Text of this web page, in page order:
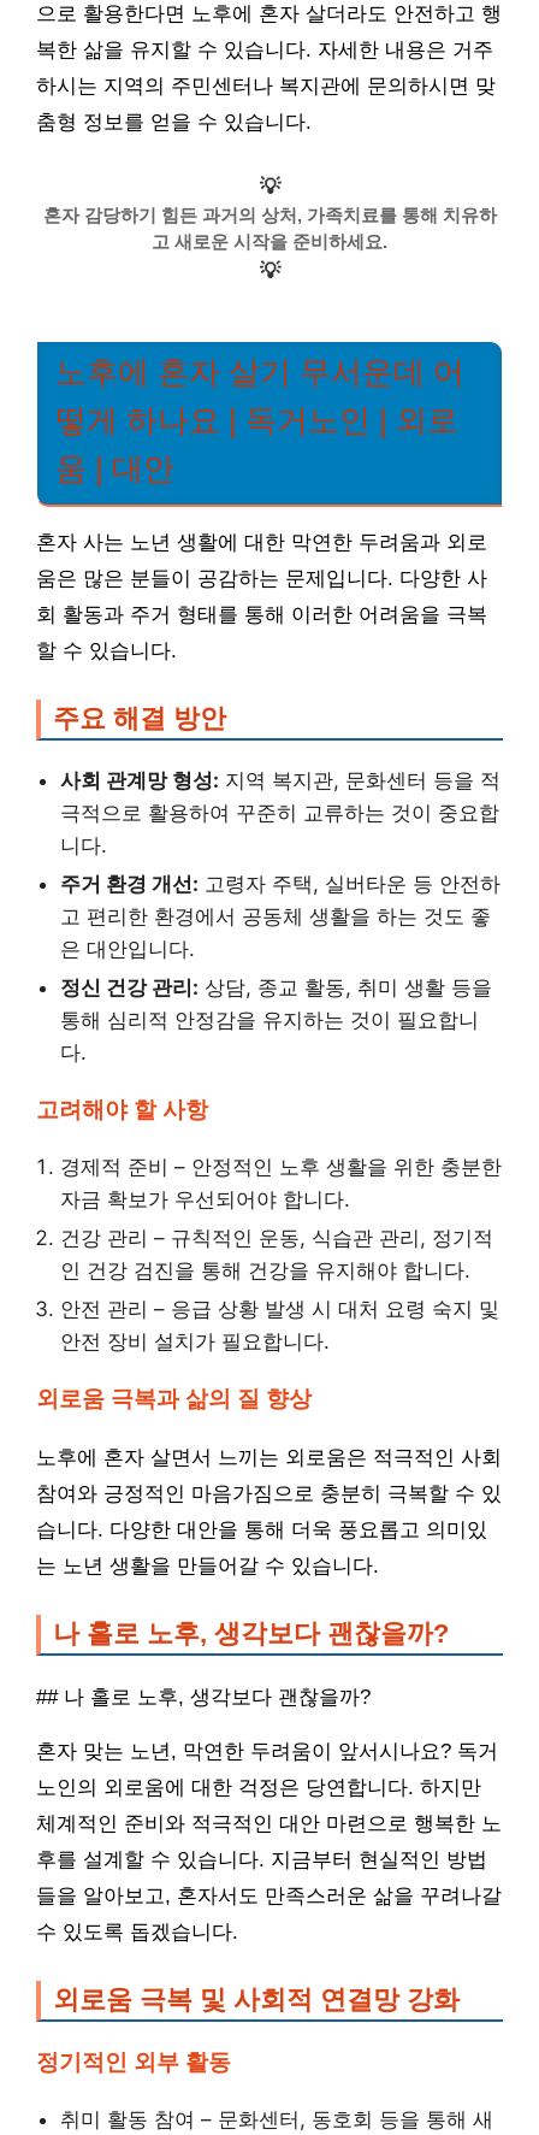
으로 활용한다면 노후에 혼자 살더라도 안전하고 행
복한 삶을 유지할 수 있습니다. 자세한 내용은 거주
하시는 지역의 주민센터나 복지관에 문의하시면 맞
춤형 정보를 얻을 수 있습니다.
💡
혼자 감당하기 힘든 과거의 상처, 가족치료를 통해 치유하
고 새로운 시작을 준비하세요.
💡
노후에 혼자 살기 무서운데 어
떻게 하나요 | 독거노인 | 외로
움 | 대안
혼자 사는 노년 생활에 대한 막연한 두려움과 외로
움은 많은 분들이 공감하는 문제입니다. 다양한 사
회 활동과 주거 형태를 통해 이러한 어려움을 극복
할 수 있습니다.
주요 해결 방안
사회 관계망 형성: 지역 복지관, 문화센터 등을 적
극적으로 활용하여 꾸준히 교류하는 것이 중요합
니다.
주거 환경 개선: 고령자 주택, 실버타운 등 안전하
고 편리한 환경에서 공동체 생활을 하는 것도 좋
은 대안입니다.
정신 건강 관리: 상담, 종교 활동, 취미 생활 등을
통해 심리적 안정감을 유지하는 것이 필요합니
다.
고려해야 할 사항
경제적 준비 – 안정적인 노후 생활을 위한 충분한
자금 확보가 우선되어야 합니다.
건강 관리 – 규칙적인 운동, 식습관 관리, 정기적
인 건강 검진을 통해 건강을 유지해야 합니다.
안전 관리 – 응급 상황 발생 시 대처 요령 숙지 및
안전 장비 설치가 필요합니다.
외로움 극복과 삶의 질 향상
노후에 혼자 살면서 느끼는 외로움은 적극적인 사회
참여와 긍정적인 마음가짐으로 충분히 극복할 수 있
습니다. 다양한 대안을 통해 더욱 풍요롭고 의미있
는 노년 생활을 만들어갈 수 있습니다.
나 홀로 노후, 생각보다 괜찮을까?
## 나 홀로 노후, 생각보다 괜찮을까?
혼자 맞는 노년, 막연한 두려움이 앞서시나요? 독거
노인의 외로움에 대한 걱정은 당연합니다. 하지만
체계적인 준비와 적극적인 대안 마련으로 행복한 노
후를 설계할 수 있습니다. 지금부터 현실적인 방법
들을 알아보고, 혼자서도 만족스러운 삶을 꾸려나갈
수 있도록 돕겠습니다.
외로움 극복 및 사회적 연결망 강화
정기적인 외부 활동
취미 활동 참여 – 문화센터, 동호회 등을 통해 새